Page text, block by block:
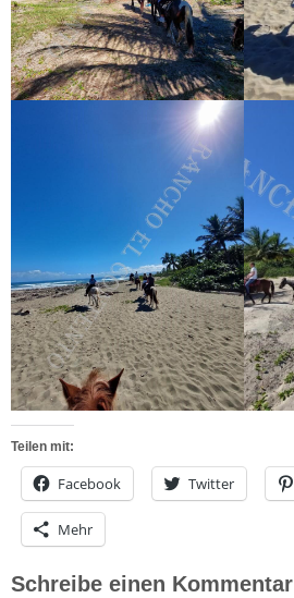
Teilen mit:
Facebook Twitter
Mehr
Schreibe einen Kommentar